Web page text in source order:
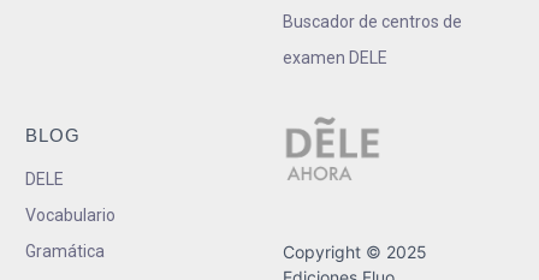
Buscador de centros de
examen DELE
BLOG
DELE
Vocabulario
Gramática
Copyright © 2025